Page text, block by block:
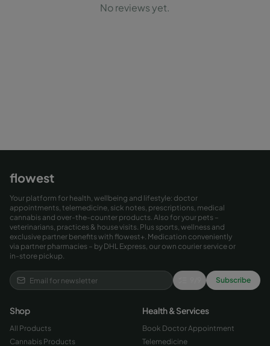
No reviews yet.
flowest
Your platform for health, wellbeing and lifestyle: doctor
appointments, telemedicine, sick notes, prescriptions, medical
cannabis and over-the-counter products. Also for your pets –
veterinarians, practices & house visits. Plus sports, wellness and
exclusive partner benefits with flowest+. Medication conveniently
via partner pharmacies – by DHL Express, our own courier service or
in-store pickup.
Subscribe
Shop
All Products
Cannabis Products
Health & Services
Book Doctor Appointment
Telemedicine